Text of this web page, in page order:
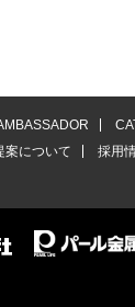
案について 採用